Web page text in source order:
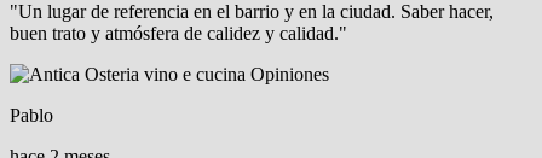
"Un lugar de referencia en el barrio y en la ciudad. Saber hacer,
buen trato y atmósfera de calidez y calidad."
Pablo